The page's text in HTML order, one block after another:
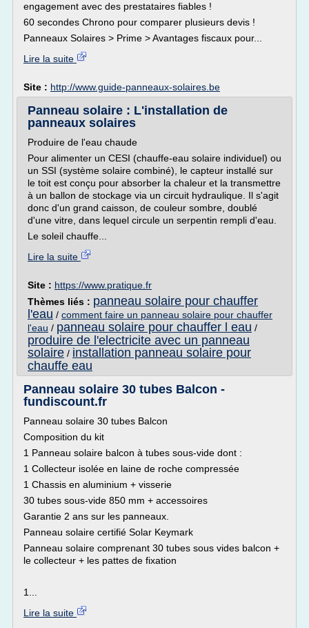
engagement avec des prestataires fiables !
60 secondes Chrono pour comparer plusieurs devis !
Panneaux Solaires > Prime > Avantages fiscaux pour...
Lire la suite
Site : http://www.guide-panneaux-solaires.be
Panneau solaire : L'installation de
panneaux solaires
Produire de l'eau chaude
Pour alimenter un CESI (chauffe-eau solaire individuel) ou
un SSI (système solaire combiné), le capteur installé sur
le toit est conçu pour absorber la chaleur et la transmettre
à un ballon de stockage via un circuit hydraulique. Il s'agit
donc d'un grand caisson, de couleur sombre, doublé
d'une vitre, dans lequel circule un serpentin rempli d'eau.
Le soleil chauffe...
Lire la suite
Site : https://www.pratique.fr
Thèmes liés : panneau solaire pour chauffer
l'eau / comment faire un panneau solaire pour chauffer
l'eau / panneau solaire pour chauffer l eau /
produire de l'electricite avec un panneau
solaire / installation panneau solaire pour
chauffe eau
Panneau solaire 30 tubes Balcon -
fundiscount.fr
Panneau solaire 30 tubes Balcon
Composition du kit
1 Panneau solaire balcon à tubes sous-vide dont :
1 Collecteur isolée en laine de roche compressée
1 Chassis en aluminium + visserie
30 tubes sous-vide 850 mm + accessoires
Garantie 2 ans sur les panneaux.
Panneau solaire certifié Solar Keymark
Panneau solaire comprenant 30 tubes sous vides balcon +
le collecteur + les pattes de fixation
1...
Lire la suite